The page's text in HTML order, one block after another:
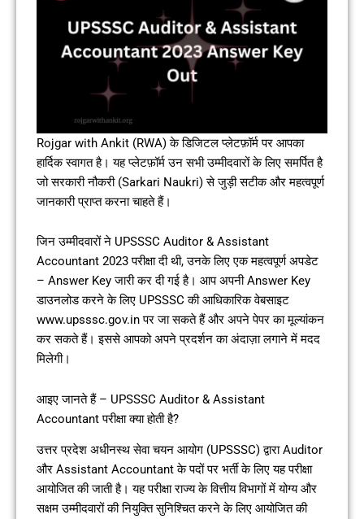
Rojgar with Ankit (RWA) के डिजिटल प्लेटफ़ॉर्म पर आपका
हार्दिक स्वागत है। यह प्लेटफ़ॉर्म उन सभी उम्मीदवारों के लिए समर्पित है
जो सरकारी नौकरी (Sarkari Naukri) से जुड़ी सटीक और महत्वपूर्ण
जानकारी प्राप्त करना चाहते हैं।
जिन उम्मीदवारों ने UPSSSC Auditor & Assistant
Accountant 2023 परीक्षा दी थी, उनके लिए एक महत्वपूर्ण अपडेट
– Answer Key जारी कर दी गई है। आप अपनी Answer Key
डाउनलोड करने के लिए UPSSSC की आधिकारिक वेबसाइट
www.upsssc.gov.in पर जा सकते हैं और अपने पेपर का मूल्यांकन
कर सकते हैं। इससे आपको अपने प्रदर्शन का अंदाज़ा लगाने में मदद
मिलेगी।
आइए जानते हैं – UPSSSC Auditor & Assistant
Accountant परीक्षा क्या होती है?
उत्तर प्रदेश अधीनस्थ सेवा चयन आयोग (UPSSSC) द्वारा Auditor
और Assistant Accountant के पदों पर भर्ती के लिए यह परीक्षा
आयोजित की जाती है। यह परीक्षा राज्य के वित्तीय विभागों में योग्य और
सक्षम उम्मीदवारों की नियुक्ति सुनिश्चित करने के लिए आयोजित की